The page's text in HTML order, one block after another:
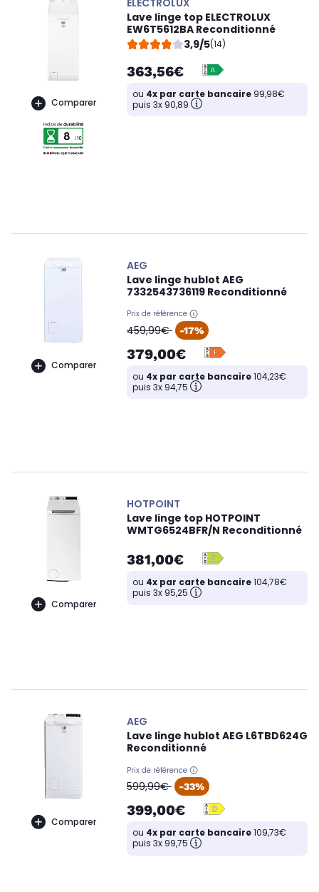
Comparer
Lave linge top ELECTROLUX
EW6T5612BA Reconditionné
3,9/5(14)
363,56€
ou 4x par carte bancaire 99,98€
puis 3x 90,89
Comparer
AEG
Lave linge hublot AEG
7332543736119 Reconditionné
Prix de référence
oldPrice
459,99€ -17%
379,00€
ou 4x par carte bancaire104,23€
puis 3x 94,75
Comparer
HOTPOINT
Lave linge top HOTPOINT
WMTG6524BFR/N Reconditionné
381,00€
ou 4x par carte bancaire104,78€
puis 3x 95,25
Comparer
AEG
Lave linge hublot AEG L6TBD624G
Reconditionné
Prix de référence
oldPrice
599,99€ -33%
399,00€
ou 4x par carte bancaire109,73€
puis 3x 99,75